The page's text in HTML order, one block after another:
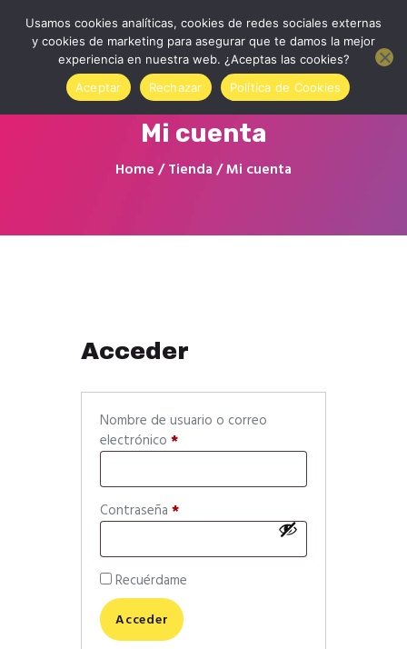
Mi cuenta
Home Tienda Mi cuenta
Quienes somos
Acceder
Nombre de usuario o correo
electrónico *
Contraseña *
Recuérdame
Acceder
Usamos cookies analíticas, cookies de redes sociales externas
y cookies de marketing para asegurar que te damos la mejor
experiencia en nuestra web. ¿Aceptas las cookies?
Aceptar
Rechazar Política de Cookies